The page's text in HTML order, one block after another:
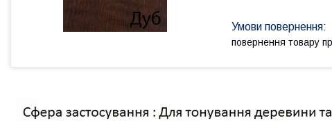
повернення товару